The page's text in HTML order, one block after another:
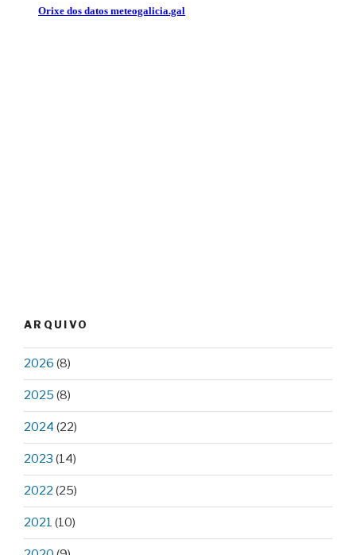
ARQUIVO
2026 (8)
2025 (8)
2024 (22)
2023 (14)
2022 (25)
2021 (10)